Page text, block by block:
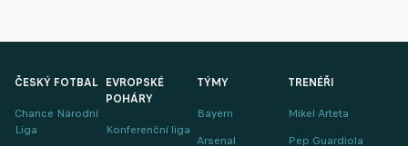
ČESKÝ FOTBAL
Chance Národní
Liga
EVROPSKÉ
POHÁRY
Konferenční liga
TÝMY
Bayern
Arsenal
TRENÉŘI
Mikel Arteta
Pep Guardiola